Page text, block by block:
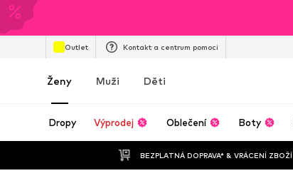
Outlet Kontakt a centrum pomoci
Ženy Muži Děti
Dropy Výprodej Oblečení Boty
BEZPLATNÁ DOPRAVA* & VRÁCENÍ ZBOŽÍ